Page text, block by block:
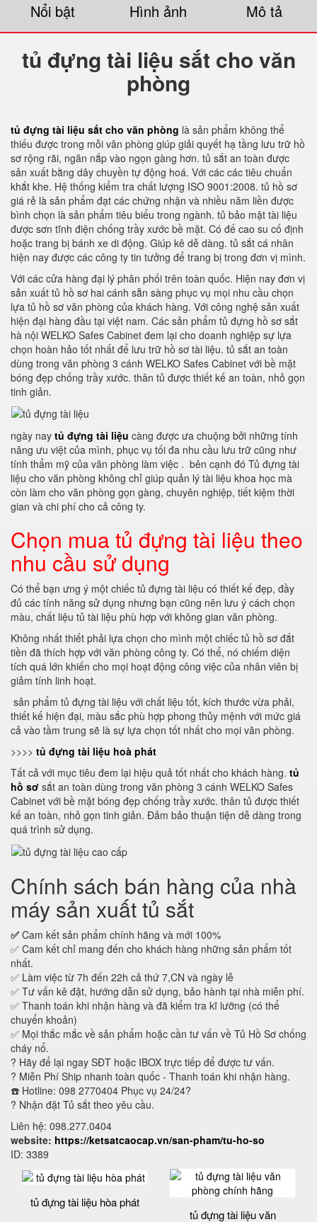
Nổi bật Hình ảnh Mô tả
tủ đựng tài liệu sắt cho văn
phòng
tủ đựng tài liệu sắt cho văn phòng là sản phẩm không thể
thiếu được trong mỗi văn phòng giúp giải quyết hạ tầng lưu trữ hồ
sơ rộng rãi, ngăn nắp vào ngọn gàng hơn. tủ sắt an toàn được
sản xuất bằng dây chuyền tự động hoá. Với các các tiêu chuẩn
khắt khe. Hệ thống kiểm tra chất lượng ISO 9001:2008. tủ hồ sơ
giá rẻ là sản phẩm đạt các chứng nhận và nhiều năm liền được
bình chọn là sản phẩm tiêu biểu trong ngành. tủ bảo mật tài liệu
được sơn tĩnh điện chống trầy xước bề mặt. Có đế cao su cố định
hoặc trang bị bánh xe di động. Giúp kê dễ dàng. tủ sắt cá nhân
hiện nay được các công ty tin tưởng để trang bị trong đơn vị mình.
Với các cửa hàng đại lý phân phối trên toàn quốc. Hiện nay đơn vị
sản xuất tủ hồ sơ hai cánh sẵn sàng phục vụ mọi nhu cầu chọn
lựa tủ hồ sơ văn phòng của khách hàng. Với công nghệ sản xuất
hiện đại hàng đầu tại việt nam. Các sản phẩm tủ đựng hồ sơ sắt
hà nội WELKO Safes Cabinet đem lại cho doanh nghiệp sự lựa
chọn hoàn hảo tốt nhất để lưu trữ hồ sơ tài liệu. tủ sắt an toàn
dùng trong văn phòng 3 cánh WELKO Safes Cabinet với bề mặt
bóng đẹp chống trầy xước. thân tủ được thiết kế an toàn, nhỏ gọn
tinh giản.
ngày nay tủ đựng tài liệu càng được ưa chuộng bởi những tính
năng ưu việt của mình, phục vụ tối đa nhu cầu lưu trữ cũng như
tính thẩm mỹ của văn phòng làm việc . bên cạnh đó Tủ đựng tài
liệu cho văn phòng không chỉ giúp quản lý tài liệu khoa học mà
còn làm cho văn phòng gọn gàng, chuyên nghiệp, tiết kiệm thời
gian và chi phí cho cả công ty.
Chọn mua tủ đựng tài liệu theo
nhu cầu sử dụng
Có thể bạn ưng ý một chiếc tủ đựng tài liệu có thiết kế đẹp, đầy
đủ các tính năng sử dụng nhưng bạn cũng nên lưu ý cách chọn
màu, chất liệu tủ tài liệu phù hợp với không gian văn phòng.
Không nhất thiết phải lựa chọn cho mình một chiếc tủ hồ sơ đắt
tiền đã thích hợp với văn phòng công ty. Có thể, nó chiếm diện
tích quá lớn khiến cho mọi hoạt động công việc của nhân viên bị
giảm tính linh hoạt.
sản phẩm tủ đựng tài liệu với chất liệu tốt, kích thước vừa phải,
thiết kế hiện đại, màu sắc phù hợp phong thủy mệnh với mức giá
cả vào tầm trung sẽ là sự lựa chọn tốt nhất cho mọi văn phòng.
>>>> tủ đựng tài liệu hoà phát
Tất cả với mục tiêu đem lại hiệu quả tốt nhất cho khách hàng. tủ
hồ sơ sắt an toàn dùng trong văn phòng 3 cánh WELKO Safes
Cabinet với bề mặt bóng đẹp chống trầy xước. thân tủ được thiết
kế an toàn, nhỏ gọn tinh giản. Đảm bảo thuận tiện dễ dàng trong
quá trình sử dụng.
Chính sách bán hàng của nhà
máy sản xuất tủ sắt
✅ Cam kết sản phẩm chính hãng và mới 100%
✅ Cam kết chỉ mang đến cho khách hàng những sản phẩm tốt
nhất.
✅ Làm việc từ 7h đến 22h cả thứ 7,CN và ngày lễ
✅ Tư vấn kê đặt, hướng dẫn sử dụng, bảo hành tại nhà miễn phí.
✅ Thanh toán khi nhận hàng và đã kiểm tra kĩ lưỡng (có thể
chuyển khoản)
✅ Mọi thắc mắc về sản phẩm hoặc cần tư vấn về Tủ Hồ Sơ chống
cháy nổ.
? Hãy để lại ngay SĐT hoặc IBOX trực tiếp để được tư vấn.
? Miễn Phí Ship nhanh toàn quốc - Thanh toán khi nhận hàng.
☎️ Hotline: 098 2770404 Phục vụ 24/24?
? Nhận đặt Tủ sắt theo yêu cầu.
Liên hệ: 098.277.0404
website: https://ketsatcaocap.vn/san-pham/tu-ho-so
ID: 3389
tủ đựng tài liệu hòa phát
tủ đựng tài liệu văn